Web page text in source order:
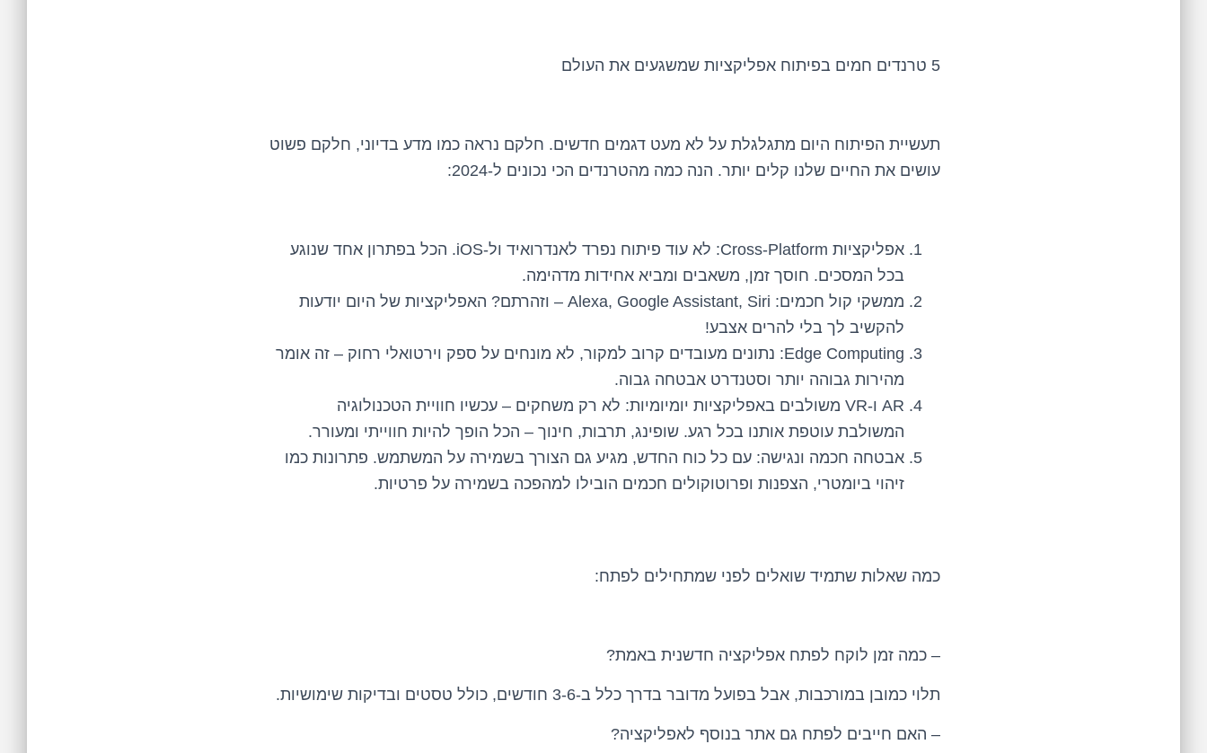
5 טרנדים חמים בפיתוח אפליקציות שמשגעים את העולם
תעשיית הפיתוח היום מתגלגלת על לא מעט דגמים חדשים. חלקם נראה כמו מדע בדיוני, חלקם פשוט
עושים את החיים שלנו קלים יותר. הנה כמה מהטרנדים הכי נכונים ל-2024:
אפליקציות Cross-Platform: לא עוד פיתוח נפרד לאנדרואיד ול-iOS. הכל בפתרון אחד שנוגע
בכל המסכים. חוסך זמן, משאבים ומביא אחידות מדהימה.
ממשקי קול חכמים: Alexa, Google Assistant, Siri – וזהרתם? האפליקציות של היום יודעות
להקשיב לך בלי להרים אצבע!
Edge Computing: נתונים מעובדים קרוב למקור, לא מונחים על ספק וירטואלי רחוק – זה אומר
מהירות גבוהה יותר וסטנדרט אבטחה גבוה.
AR ו-VR משולבים באפליקציות יומיומיות: לא רק משחקים – עכשיו חוויית הטכנולוגיה
המשולבת עוטפת אותנו בכל רגע. שופינג, תרבות, חינוך – הכל הופך להיות חווייתי ומעורר.
אבטחה חכמה ונגישה: עם כל כוח החדש, מגיע גם הצורך בשמירה על המשתמש. פתרונות כמו
זיהוי ביומטרי, הצפנות ופרוטוקולים חכמים הובילו למהפכה בשמירה על פרטיות.
כמה שאלות שתמיד שואלים לפני שמתחילים לפתח:
– כמה זמן לוקח לפתח אפליקציה חדשנית באמת?
תלוי כמובן במורכבות, אבל בפועל מדובר בדרך כלל ב-3-6 חודשים, כולל טסטים ובדיקות שימושיות.
– האם חייבים לפתח גם אתר בנוסף לאפליקציה?